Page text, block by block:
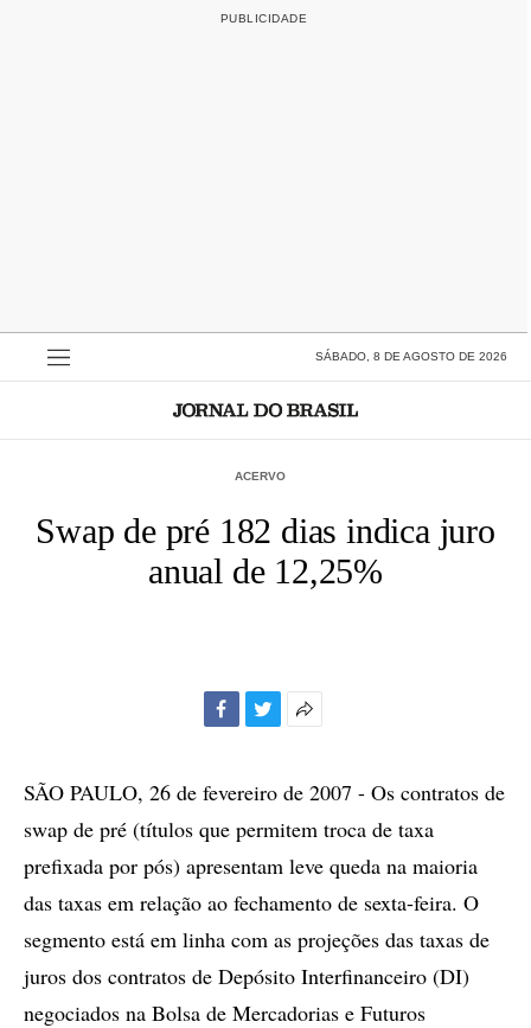
SÁBADO, 8 DE AGOSTO DE 2026
ACERVO
Swap de pré 182 dias indica juro
anual de 12,25%
compartilhamento
SÃO PAULO, 26 de fevereiro de 2007 - Os contratos de
swap de pré (títulos que permitem troca de taxa
prefixada por pós) apresentam leve queda na maioria
das taxas em relação ao fechamento de sexta-feira. O
segmento está em linha com as projeções das taxas de
juros dos contratos de Depósito Interfinanceiro (DI)
negociados na Bolsa de Mercadorias e Futuros